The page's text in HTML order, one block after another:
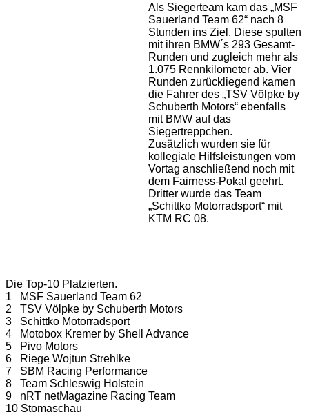
Als Siegerteam kam das „MSF
Sauerland Team 62“ nach 8
Stunden ins Ziel. Diese spulten
mit ihren BMW´s 293 Gesamt-
Runden und zugleich mehr als
1.075 Rennkilometer ab. Vier
Runden zurückliegend kamen
die Fahrer des „TSV Völpke by
Schuberth Motors“ ebenfalls
mit BMW auf das
Siegertreppchen.
Zusätzlich wurden sie für
kollegiale Hilfsleistungen vom
Vortag anschließend noch mit
dem Fairness-Pokal geehrt.
Dritter wurde das Team
„Schittko Motorradsport“ mit
KTM RC 08.
Die Top-10 Platzierten.
1 MSF Sauerland Team 62
2 TSV Völpke by Schuberth Motors
3 Schittko Motorradsport
4 Motobox Kremer by Shell Advance
5 Pivo Motors
6 Riege Wojtun Strehlke
7 SBM Racing Performance
8 Team Schleswig Holstein
9 nRT netMagazine Racing Team
10 Stomaschau